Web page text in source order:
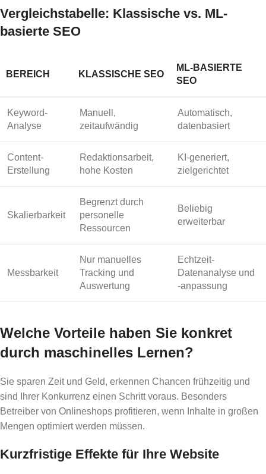
Vergleichstabelle: Klassische vs. ML-
basierte SEO
BEREICH KLASSISCHE SEO
ML-BASIERTE
SEO
Keyword-
Analyse
Manuell,
zeitaufwändig
Automatisch,
datenbasiert
Content-
Erstellung
Redaktionsarbeit,
hohe Kosten
KI-generiert,
zielgerichtet
Skalierbarkeit
Begrenzt durch
personelle
Ressourcen
Beliebig
erweiterbar
Messbarkeit
Nur manuelles
Tracking und
Auswertung
Echtzeit-
Datenanalyse und
-anpassung
Welche Vorteile haben Sie konkret
durch maschinelles Lernen?
Sie sparen Zeit und Geld, erkennen Chancen frühzeitig und
sind Ihrer Konkurrenz einen Schritt voraus. Besonders
Betreiber von Onlineshops profitieren, wenn Inhalte in großen
Mengen optimiert werden müssen.
Kurzfristige Effekte für Ihre Website